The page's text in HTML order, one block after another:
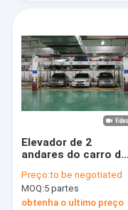
Elevador de 2
andares do carro de
System Two Levels
do dobro de PSH
Preço:to be negotiated
MOQ:5 partes
obtenha o ultimo preço